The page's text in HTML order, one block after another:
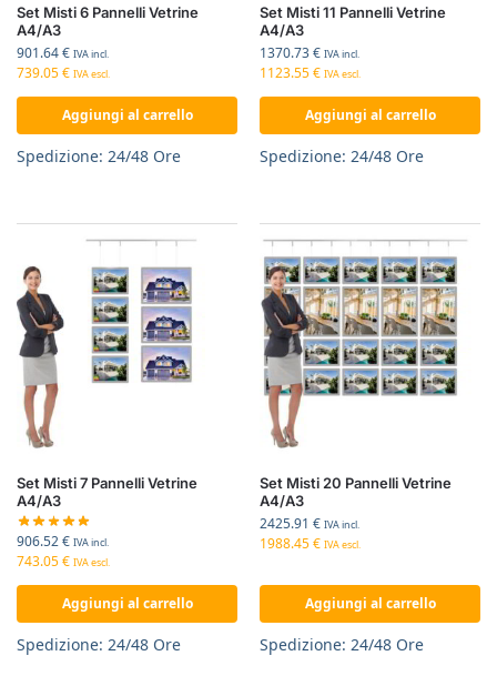
Set Misti 6 Pannelli Vetrine
A4/A3
901.64€ IVA incl.
739.05€ IVA escl.
Aggiungi al carrello
Spedizione: 24/48 Ore
Set Misti 11 Pannelli Vetrine
A4/A3
1370.73€ IVA incl.
1123.55€ IVA escl.
Aggiungi al carrello
Spedizione: 24/48 Ore
Set Misti 7 Pannelli Vetrine
A4/A3
906.52€ IVA incl.
743.05€ IVA escl.
Aggiungi al carrello
Spedizione: 24/48 Ore
Set Misti 20 Pannelli Vetrine
A4/A3
2425.91 € IVA incl.
1988.45€ IVA escl.
Aggiungi al carrello
Spedizione: 24/48 Ore